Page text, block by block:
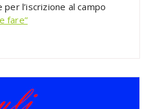
l’iscrizione al campo
fare”